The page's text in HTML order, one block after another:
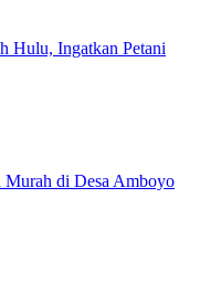
Hulu, Ingatkan Petani
Murah di Desa Amboyo